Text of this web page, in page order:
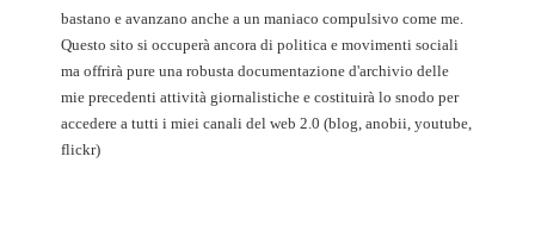
bastano e avanzano anche a un maniaco compulsivo come me.
Questo sito si occuperà ancora di politica e movimenti sociali
ma offrirà pure una robusta documentazione d'archivio delle
mie precedenti attività giornalistiche e costituirà lo snodo per
accedere a tutti i miei canali del web 2.0 (blog, anobii, youtube,
flickr)